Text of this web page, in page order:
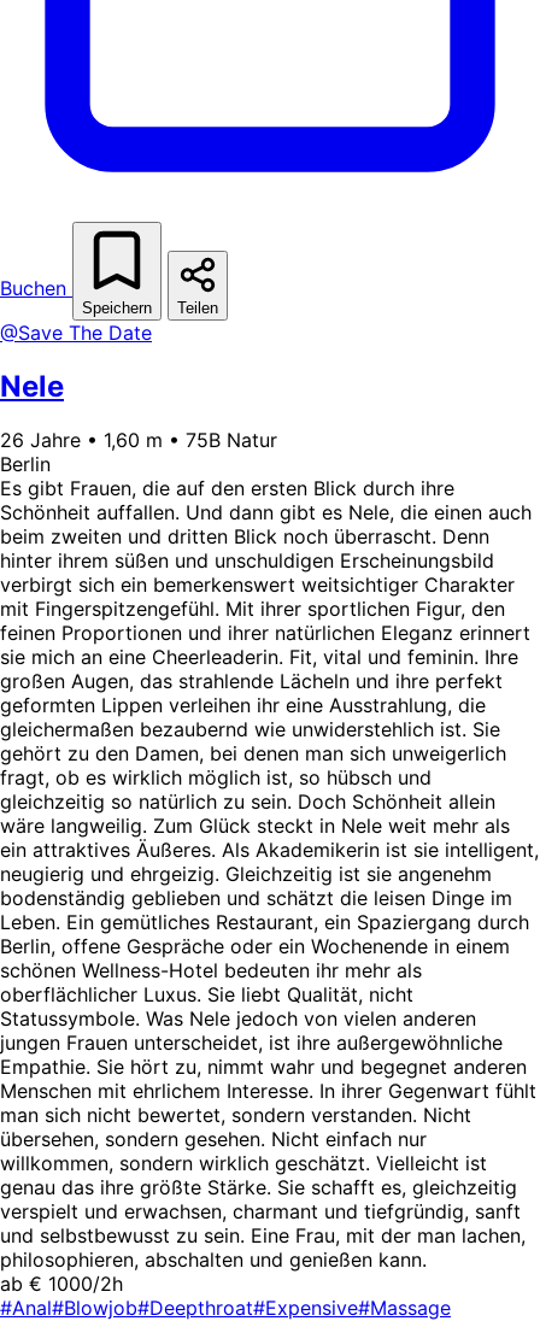
Buchen
Speichern Teilen
@Save The Date
Nele
26 Jahre • 1,60 m • 75B Natur
Berlin
Es gibt Frauen, die auf den ersten Blick durch ihre
Schönheit auffallen. Und dann gibt es Nele, die einen auch
beim zweiten und dritten Blick noch überrascht. Denn
hinter ihrem süßen und unschuldigen Erscheinungsbild
verbirgt sich ein bemerkenswert weitsichtiger Charakter
mit Fingerspitzengefühl. Mit ihrer sportlichen Figur, den
feinen Proportionen und ihrer natürlichen Eleganz erinnert
sie mich an eine Cheerleaderin. Fit, vital und feminin. Ihre
großen Augen, das strahlende Lächeln und ihre perfekt
geformten Lippen verleihen ihr eine Ausstrahlung, die
gleichermaßen bezaubernd wie unwiderstehlich ist. Sie
gehört zu den Damen, bei denen man sich unweigerlich
fragt, ob es wirklich möglich ist, so hübsch und
gleichzeitig so natürlich zu sein. Doch Schönheit allein
wäre langweilig. Zum Glück steckt in Nele weit mehr als
ein attraktives Äußeres. Als Akademikerin ist sie intelligent,
neugierig und ehrgeizig. Gleichzeitig ist sie angenehm
bodenständig geblieben und schätzt die leisen Dinge im
Leben. Ein gemütliches Restaurant, ein Spaziergang durch
Berlin, offene Gespräche oder ein Wochenende in einem
schönen Wellness-Hotel bedeuten ihr mehr als
oberflächlicher Luxus. Sie liebt Qualität, nicht
Statussymbole. Was Nele jedoch von vielen anderen
jungen Frauen unterscheidet, ist ihre außergewöhnliche
Empathie. Sie hört zu, nimmt wahr und begegnet anderen
Menschen mit ehrlichem Interesse. In ihrer Gegenwart fühlt
man sich nicht bewertet, sondern verstanden. Nicht
übersehen, sondern gesehen. Nicht einfach nur
willkommen, sondern wirklich geschätzt. Vielleicht ist
genau das ihre größte Stärke. Sie schafft es, gleichzeitig
verspielt und erwachsen, charmant und tiefgründig, sanft
und selbstbewusst zu sein. Eine Frau, mit der man lachen,
philosophieren, abschalten und genießen kann.
ab € 1000/2h
#Anal#Blowjob#Deepthroat#Expensive#Massage